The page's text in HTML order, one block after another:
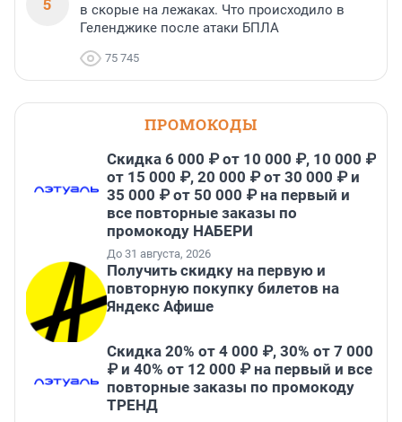
в скорые на лежаках. Что происходило в
Геленджике после атаки БПЛА
75 745
ПРОМОКОДЫ
Скидка 6 000 ₽ от 10 000 ₽, 10 000 ₽
от 15 000 ₽, 20 000 ₽ от 30 000 ₽ и
35 000 ₽ от 50 000 ₽ на первый и
все повторные заказы по
промокоду НАБЕРИ
До 31 августа, 2026
Получить скидку на первую и
повторную покупку билетов на
Яндекс Афише
Скидка 20% от 4 000 ₽, 30% от 7 000
₽ и 40% от 12 000 ₽ на первый и все
повторные заказы по промокоду
ТРЕНД